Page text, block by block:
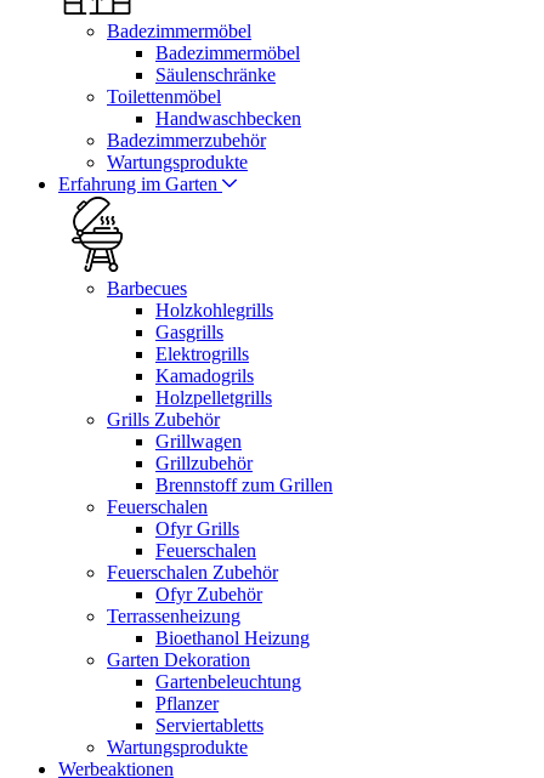
Badezimmermöbel
Badezimmermöbel
Säulenschränke
Toilettenmöbel
Handwaschbecken
Badezimmerzubehör
Wartungsprodukte
Erfahrung im Garten
Barbecues
Holzkohlegrills
Gasgrills
Elektrogrills
Kamadogrils
Holzpelletgrills
Grills Zubehör
Grillwagen
Grillzubehör
Brennstoff zum Grillen
Feuerschalen
Ofyr Grills
Feuerschalen
Feuerschalen Zubehör
Ofyr Zubehör
Terrassenheizung
Bioethanol Heizung
Garten Dekoration
Gartenbeleuchtung
Pflanzer
Serviertabletts
Wartungsprodukte
Werbeaktionen